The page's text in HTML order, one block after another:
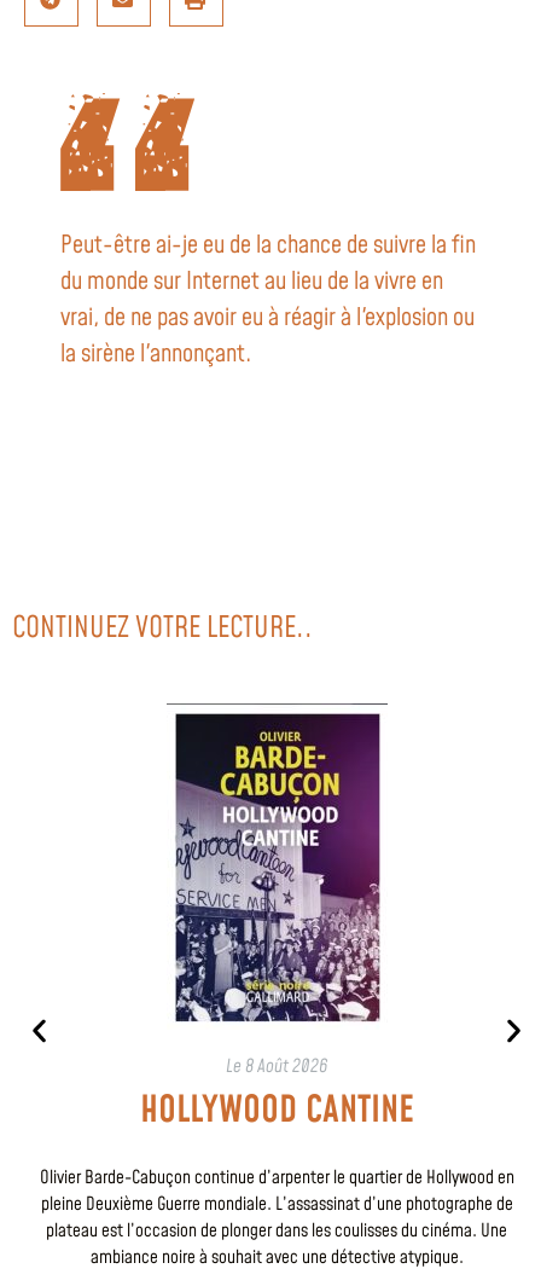
Peut-être ai-je eu de la chance de suivre la fin
du monde sur Internet au lieu de la vivre en
vrai, de ne pas avoir eu à réagir à l'explosion ou
la sirène l'annonçant.
CONTINUEZ VOTRE LECTURE..
Le 8 Août 2026
HOLLYWOOD CANTINE
Olivier Barde-Cabuçon continue d’arpenter le quartier de Hollywood en
pleine Deuxième Guerre mondiale. L’assassinat d’une photographe de
plateau est l’occasion de plonger dans les coulisses du cinéma. Une
ambiance noire à souhait avec une détective atypique.